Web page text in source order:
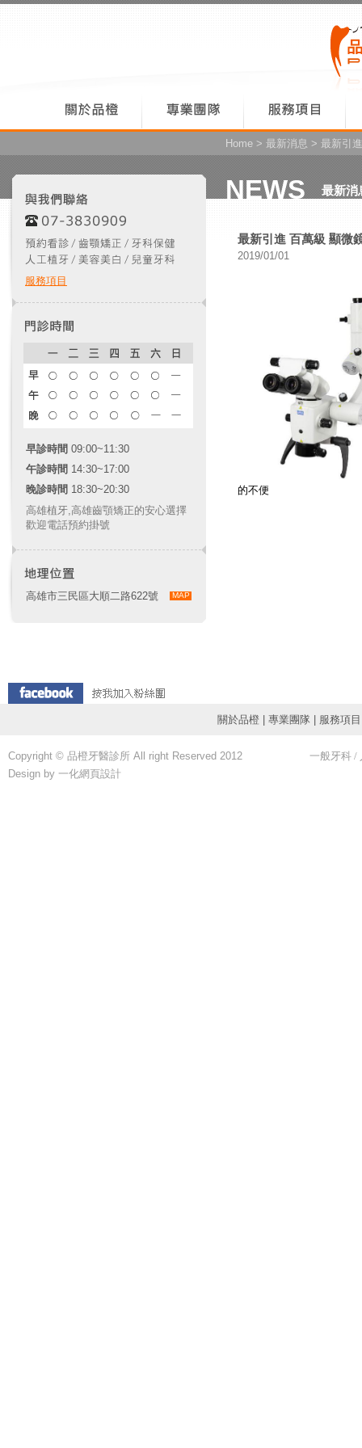
服務項目
早診時間 09:00~11:30
午診時間 14:30~17:00
晚診時間 18:30~20:30
高雄植牙,高雄齒顎矯正的安心選擇
歡迎電話預約掛號
MAP
高雄市三民區大順二路622號
Home > 最新消息 > 最新引
NEWS 最新消
最新引進 百萬級 顯微
2019/01/01
的不便
關於品橙 專業團隊| 服務項目
Copyright © 品橙牙醫診所 All right Reserved 2012
Design by 一化網頁設計
一般牙科 /